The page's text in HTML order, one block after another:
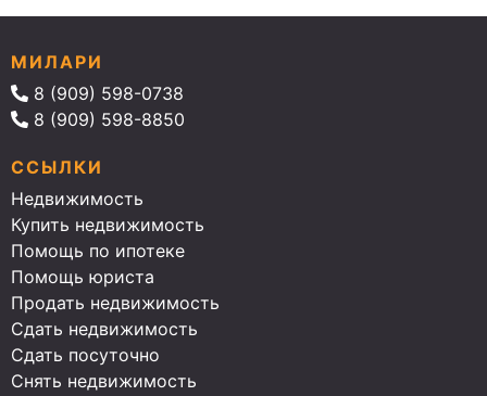
МИЛАРИ
8 (909) 598-0738
8 (909) 598-8850
ССЫЛКИ
Недвижимость
Купить недвижимость
Помощь по ипотеке
Помощь юриста
Продать недвижимость
Сдать недвижимость
Сдать посуточно
Снять недвижимость